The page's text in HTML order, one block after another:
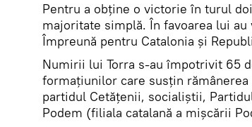
Pentru a obține o victorie în turul
majoritate simplă. În favoarea lui
Împreună pentru Catalonia și
Numirii lui Torra s-au împotrivit 65
formațiunilor care susțin
partidul Cetățenii, socialiștii,
Podem (filiala catalană a mișcării